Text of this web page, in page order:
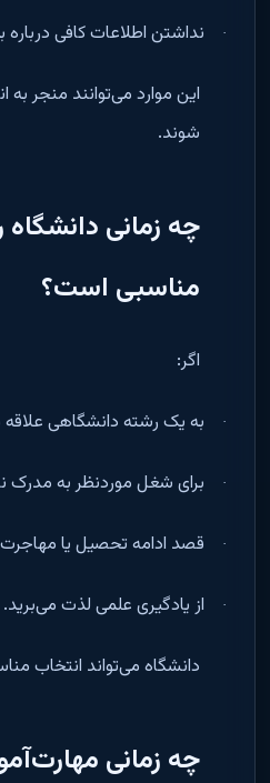
· نداشتن اطلاعات کافی درباره
این موارد می‌توانند منجر
شوند.
چه زمانی
مناسبی است؟
اگر:
· به یک رشته دانشگاهی علاقه
· برای شغل موردنظر به مدرک
· قصد ادامه تحصیل یا مهاجرت
· از یادگیری علمی لذت می‌برید.
دانشگاه می‌تواند انتخاب
چه زمانی